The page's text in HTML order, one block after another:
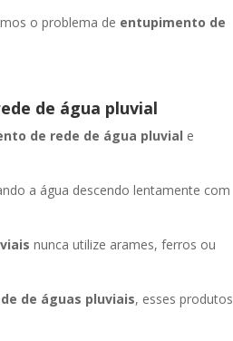
o problema de entupimento de
de água pluvial
de rede de água pluvial e
a água descendo lentamente com
nunca utilize arames, ferros ou
de águas pluviais, esses produtos